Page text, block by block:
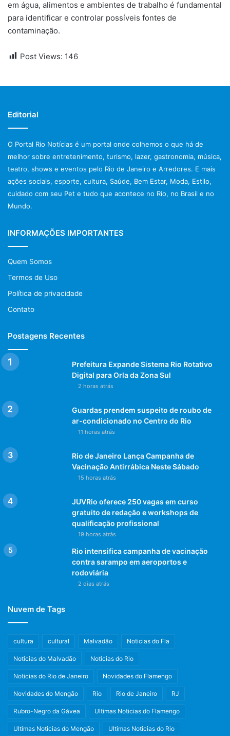
em água, alimentos e ambientes de trabalho é fundamental
para identificar e controlar possíveis fontes de
contaminação.
Post Views: 146
Editorial
O Portal Rio Notícias é um portal onde colhemos o que há de
melhor sobre entretenimento, turismo, lazer, gastronomia, música,
teatro, shows e eventos pelo Rio de Janeiro e Arredores. E mais
ações sociais, esporte, cultura, Saúde, Bem Estar, Moda, Estilo,
cuidado com seu Pet e tudo que acontece no Rio, no Brasil e no
Mundo.
INFORMAÇÕES IMPORTANTES
Quem Somos
Termos de Uso
Política de privacidade
Contato
Postagens Recentes
Prefeitura Expande Sistema Rio Rotativo
Digital para Orla da Zona Sul
2 horas atrás
Guardas prendem suspeito de roubo de
ar-condicionado no Centro do Rio
11 horas atrás
Rio de Janeiro Lança Campanha de
Vacinação Antirrábica Neste Sábado
15 horas atrás
JUVRio oferece 250 vagas em curso
gratuito de redação e workshops de
qualificação profissional
19 horas atrás
Rio intensifica campanha de vacinação
contra sarampo em aeroportos e
rodoviária
2 dias atrás
Nuvem de Tags
cultura cultural Malvadão Noticias do Fla
Noticias do Malvadão Noticias do Rio
Noticias do Rio de Janeiro Novidades do Flamengo
Novidades do Mengão Rio Rio de Janeiro RJ
Rubro-Negro da Gávea Ultimas Noticias do Flamengo
Ultimas Noticias do Mengão Ultimas Noticias do Rio